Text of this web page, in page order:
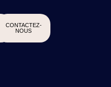
CONTACTEZ-
NOUS